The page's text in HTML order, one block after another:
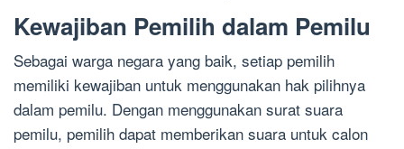
Kewajiban Pemilih dalam Pemilu
Sebagai warga negara yang baik, setiap pemilih
memiliki kewajiban untuk menggunakan hak pilihnya
dalam pemilu. Dengan menggunakan surat suara
pemilu, pemilih dapat memberikan suara untuk calon